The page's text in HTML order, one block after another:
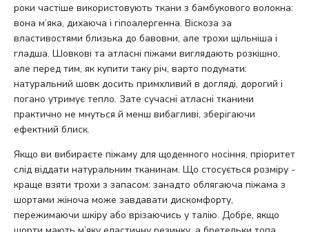
роки частіше використовують ткани з бамбукового волокна:
вона м’яка, дихаюча і гіпоалергенна. Віскоза за
властивостями близька до бавовни, але трохи щільніша і
гладша. Шовкові та атласні піжами виглядають розкішно,
але перед тим, як купити таку річ, варто подумати:
натуральний шовк досить примхливий в догляді, дорогий і
погано утримує тепло. Зате сучасні атласні тканини
практично не мнуться й менш вибагливі, зберігаючи
ефектний блиск.
Якщо ви вибираєте піжаму для щоденного носіння, пріоритет
слід віддати натуральним тканинам. Що стосується розміру -
краще взяти трохи з запасом: занадто облягаюча піжама з
шортами жіноча може завдавати дискомфорту,
пережимаючи шкіру або врізаючись у талію. Добре, якщо